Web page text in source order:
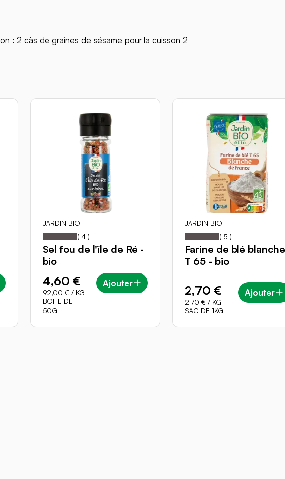
: 2 càs de graines de sésame pour la cuisson 2
JARDIN BIO
Notation:100
% of
( 4 )
Sel fou de l'île de Ré -
bio
4,60 €
92,00 € / KG
BOITE DE
50G
Ajouter
JARDIN BIO
Notation:100
% of
( 5 )
Farine de blé blanche
T 65 - bio
2,70 €
2,70 € / KG
SAC DE 1KG
Ajouter